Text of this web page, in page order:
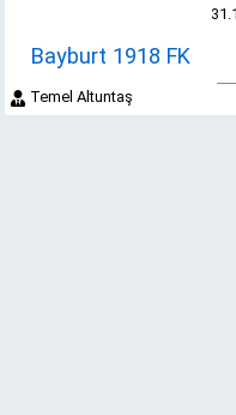
Bayburt 1918 FK
Temel Altuntaş